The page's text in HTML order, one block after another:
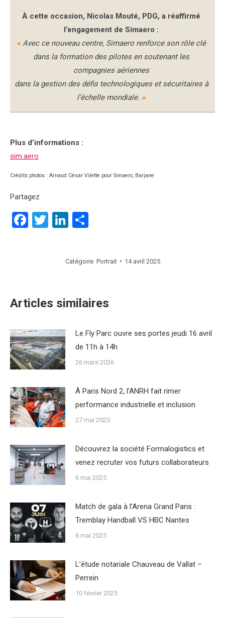
À cette occasion, Nicolas Mouté, PDG, a réaffirmé
l’engagement de Simaero :
«Avec ce nouveau centre, Simaero renforce son rôle clé
dans la formation des pilotes en soutenant les
compagnies aériennes
dans la gestion des défis technologiques et sécuritaires à
l’échelle mondiale. »
Plus d’informations :
sim.aero
Crédits photos : Arnaud César Vilette pour Simaero, Barjane
Partagez
Facebook
TwitterLinkedIn
Catégorie Portrait 14 avril 2025
Articles similaires
Le Fly Parc ouvre ses portes jeudi 16 avril
de 11h à 14h
26 mars 2026
À Paris Nord 2, l’ANRH fait rimer
performance industrielle et inclusion
27 mai 2025
Découvrez la société Formalogistics et
venez recruter vos futurs collaborateurs
6 mai 2025
Match de gala à l’Arena Grand Paris :
Tremblay Handball VS HBC Nantes
6 mai 2025
L’étude notariale Chauveau de Vallat –
Perrein
10 février 2025